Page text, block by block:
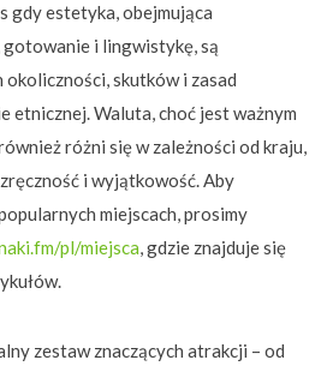
gdy estetyka, obejmująca
i lingwistykę, są
okoliczności, skutków i zasad
etnicznej. Waluta, choć jest ważnym
różni się w zależności od kraju,
i wyjątkowość. Aby
miejscach, prosimy
pl/miejsca, gdzie znajduje się
zestaw znaczących atrakcji – od